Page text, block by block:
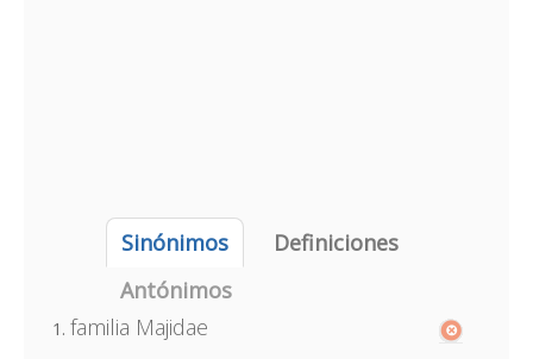
Sinónimos
Definiciones
Antónimos
familia Majidae